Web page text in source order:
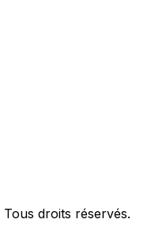
Tous droits réservés.